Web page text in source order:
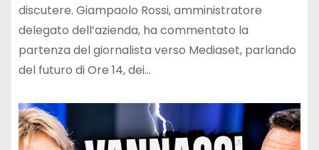
discutere. Giampaolo Rossi, amministratore
delegato dell’azienda, ha commentato la
partenza del giornalista verso Mediaset, parlando
del futuro di Ore 14, dei…